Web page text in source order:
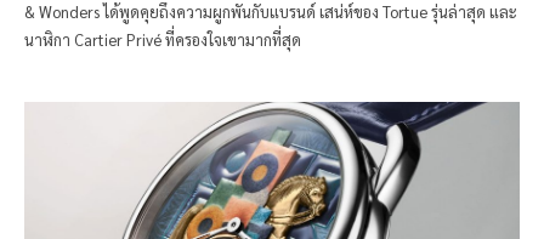
& Wonders ได้พูดคุยถึงความผูกพันกับแบรนด์ เสน่ห์ของ Tortue รุ่นล่าสุด และ
นาฬิกา Cartier Privé ที่ครองใจเขามากที่สุด